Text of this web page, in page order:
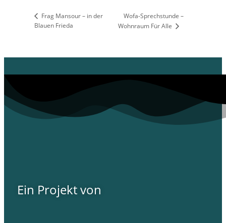
Frag Mansour – in der
Blauen Frieda
Wofa-Sprechstunde –
Wohnraum Für Alle
Ein Projekt von